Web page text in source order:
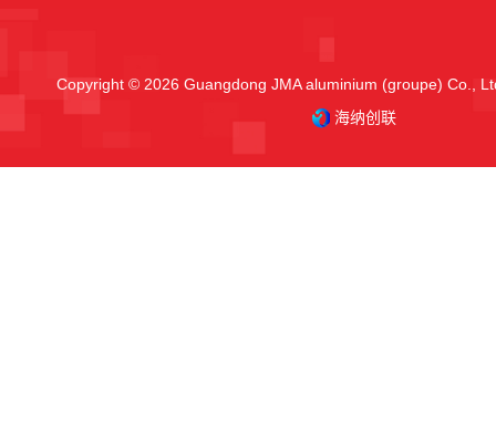
Copyright © 2026 Guangdong JMA aluminium (groupe) Co.,
海纳创联